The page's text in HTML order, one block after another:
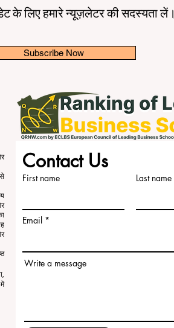
के लिए हमारे न्यूज़लेटर की सदस्यता लें।
Subscribe Now
Contact Us
First name Last name
Email
Write a message